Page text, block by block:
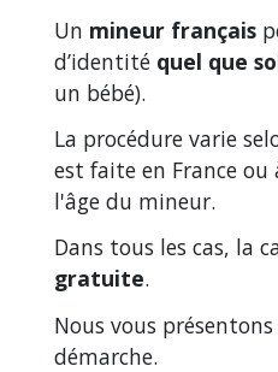
Un mineur français
d’identité quel que
un bébé).
La procédure varie
est faite en France
l'âge du mineur.
Dans tous les cas, la
gratuite.
Nous vous
démarche.